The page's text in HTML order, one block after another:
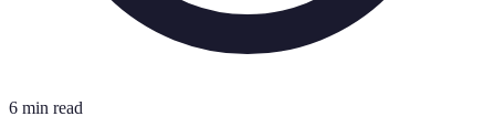
6 min read